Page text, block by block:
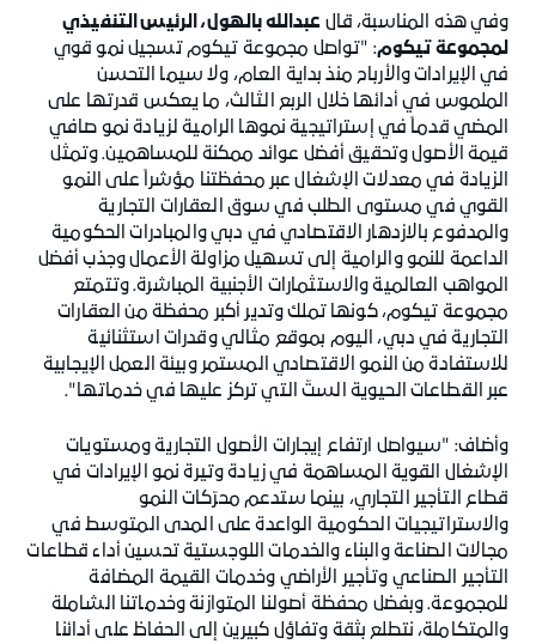
وفي هذه المناسبة، قال عبدالله بالهول، الرئيس التنفيذي
لمجموعة تيكوم: "تواصل مجموعة تيكوم تسجيل نمو قوي
في الإيرادات والأرباح منذ بداية العام، ولا سيما التحسن
الملموس في أدائها خلال الربع الثالث، ما يعكس قدرتها على
المضي قدماً في إستراتيجية نموها الرامية لزيادة نمو صافي
قيمة الأصول وتحقيق أفضل عوائد ممكنة للمساهمين. وتمثل
الزيادة في معدلات الإشغال عبر محفظتنا مؤشراً على النمو
القوي في مستوى الطلب في سوق العقارات التجارية
والمدفوع بالازدهار الاقتصادي في دبي والمبادرات الحكومية
الداعمة للنمو والرامية إلى تسهيل مزاولة الأعمال وجذب أفضل
المواهب العالمية والاستثمارات الأجنبية المباشرة. وتتمتع
مجموعة تيكوم، كونها تملك وتدير أكبر محفظة من العقارات
التجارية في دبي، اليوم بموقع مثالي وقدرات استثنائية
للاستفادة من النمو الاقتصادي المستمر وبيئة العمل الإيجابية
عبر القطاعات الحيوية الستّ التي تركز عليها في خدماتها".
وأضاف: "سيواصل ارتفاع إيجارات الأصول التجارية ومستويات
الإشغال القوية المساهمة في زيادة وتيرة نمو الإيرادات في
قطاع التأجير التجاري، بينما ستدعم محرّكات النمو
والاستراتيجيات الحكومية الواعدة على المدى المتوسط في
مجالات الصناعة والبناء والخدمات اللوجستية تحسين أداء قطاعات
التأجير الصناعي وتأجير الأراضي وخدمات القيمة المضافة
للمجموعة. وبفضل محفظة أصولنا المتوازنة وخدماتنا الشاملة
والمتكاملة، نتطلع بثقة وتفاؤل كبيرين إلى الحفاظ على أدائنا